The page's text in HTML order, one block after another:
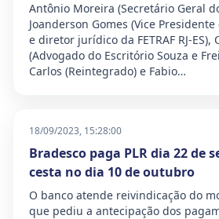
Antônio Moreira (Secretário Geral
Joanderson Gomes (Vice
e diretor jurídico da FETRAF RJ-ES),
(Advogado do Escritório Souza e
Carlos (Reintegrado) e Fabio…
18/09/2023, 15:28:00
Bradesco paga PLR dia 22 de
cesta no dia 10 de outubro
O banco atende reivindicação do
que pediu a antecipação dos